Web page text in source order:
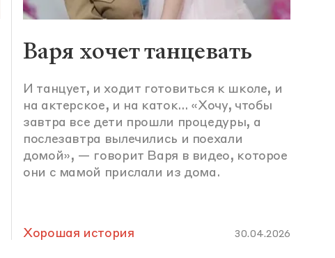
Варя хочет танцевать
И танцует, и ходит готовиться к школе, и
на актерское, и на каток… «Хочу, чтобы
завтра все дети прошли процедуры, а
послезавтра вылечились и поехали
домой», — говорит Варя в видео, которое
они с мамой прислали из дома.
Хорошая история 30.04.2026